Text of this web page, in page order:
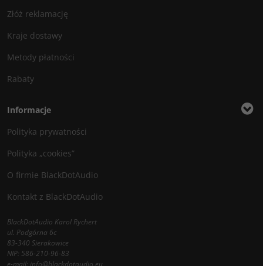
Złóż reklamację
Kraje dostawy
Metody płatności
Rabaty
Informacje
Polityka prywatności
Polityka „cookies”
O firmie BlackDotAudio
Kontakt z BlackDotAudio
BlackDotAudio Karol Rychert
ul. Podgórna 6c
83-340 Sierakowice
NIP: 586-210-96-83
e-mail: info@blackdotaudio.eu